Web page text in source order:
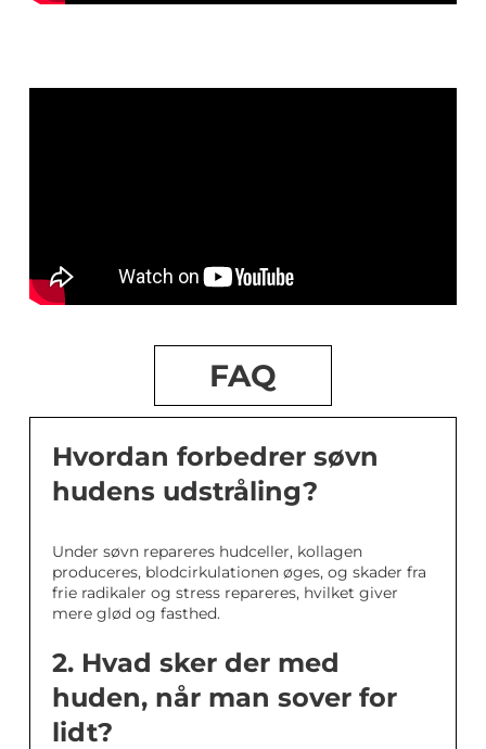
FAQ
Hvordan forbedrer søvn
hudens udstråling?
Under søvn repareres hudceller, kollagen
produceres, blodcirkulationen øges, og skader fra
frie radikaler og stress repareres, hvilket giver
mere glød og fasthed.
2. Hvad sker der med
huden, når man sover for
lidt?